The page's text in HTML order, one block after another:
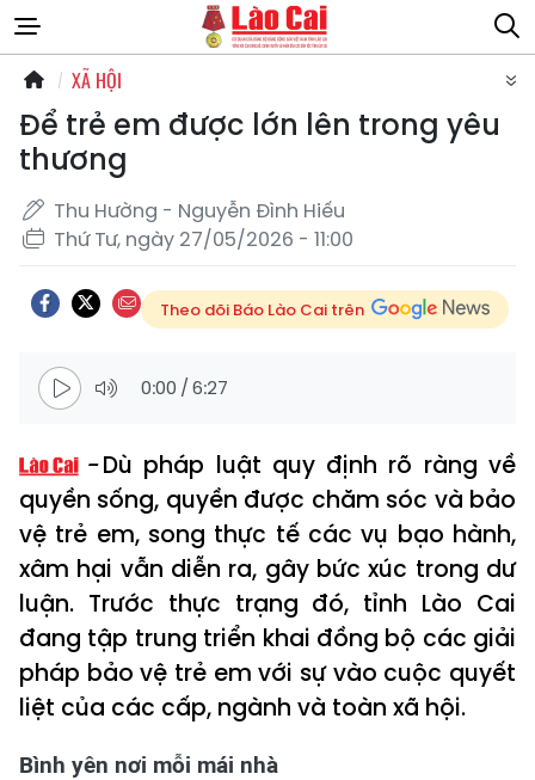
XÃ HỘI
Để trẻ em được lớn lên trong yêu
thương
Thu Hường - Nguyễn Đình Hiếu
Thứ Tư, ngày 27/05/2026 - 11:00
Theo dõi Báo Lào Cai trên
0:00 /6:27
Dù pháp luật quy định rõ ràng về
quyền sống, quyền được chăm sóc và bảo
vệ trẻ em, song thực tế các vụ bạo hành,
xâm hại vẫn diễn ra, gây bức xúc trong dư
luận. Trước thực trạng đó, tỉnh Lào Cai
đang tập trung triển khai đồng bộ các giải
pháp bảo vệ trẻ em với sự vào cuộc quyết
liệt của các cấp, ngành và toàn xã hội.
Bình yên nơi mỗi mái nhà